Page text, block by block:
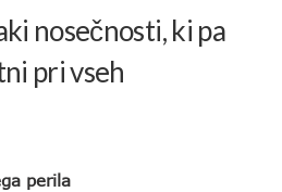
nosečnosti, ki pa
pri vseh
perila